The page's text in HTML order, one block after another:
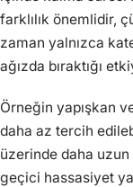
farklılık önemlidir,
zaman yalnızca
ağızda bıraktığı
Örneğin yapışkan
daha az tercih
üzerinde daha
geçici hassasiyet